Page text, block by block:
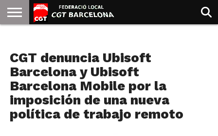
GOLDMAN
CGT denuncia Ubisoft
Barcelona y Ubisoft
Barcelona Mobile por la
imposición de una nueva
política de trabajo remoto